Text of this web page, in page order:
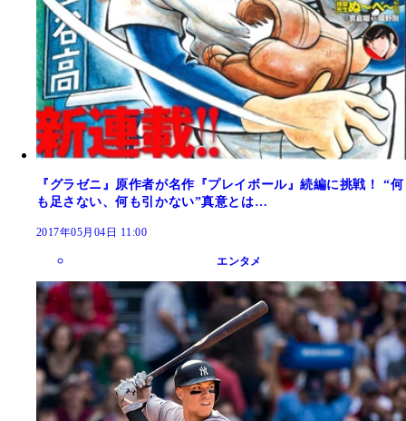
『グラゼニ』原作者が名作『プレイボール』続編に挑戦！ “何
も足さない、何も引かない”真意とは…
2017年05月04日 11:00
エンタメ